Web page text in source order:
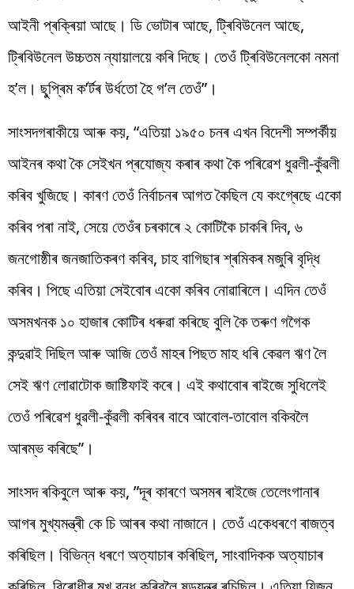
আইনী প্ৰক্ৰিয়া আছে। ডি ভোটাৰ আছে, ট্ৰিবিউনেল আছে,
ট্ৰিবিউনেল উচ্চতম ন্যায়ালয়ে কৰি দিছে। তেওঁ ট্ৰিবিউনেলকো নমনা
হ’ল। ছু্প্ৰিম ক’ৰ্টৰ উৰ্ধতো হৈ গ’ল তেওঁ”।
সাংসদগৰাকীয়ে আৰু কয়, “এতিয়া ১৯৫০ চনৰ এখন বিদেশী সম্পৰ্কীয়
আইনৰ কথা কৈ সেইখন প্ৰযোজ্য কৰাৰ কথা কৈ পৰিৱেশ ধুৱলী-কুঁৱলী
কৰিব খুজিছে। কাৰণ তেওঁ নিৰ্বাচনৰ আগত কৈছিল যে কংগ্ৰেছে একো
কৰিব পৰা নাই, সেয়ে তেওঁৰ চৰকাৰে ২ কোটিকৈ চাকৰি দিব, ৬
জনগোষ্ঠীৰ জনজাতিকৰণ কৰিব, চাহ বাগিছাৰ শ্ৰমিকৰ মজুৰি বৃদ্ধি
কৰিব। পিছে এতিয়া সেইবোৰ একো কৰিব নোৱাৰিলে। এদিন তেওঁ
অসমখনক ১০ হাজাৰ কোটিৰ ধৰুৱা কৰিছে বুলি কৈ তৰুণ গগৈক
কন্দুৱাই দিছিল আৰু আজি তেওঁ মাহৰ পিছত মাহ ধৰি কেৱল ঋণ লৈ
সেই ঋণ লোৱাটোক জাষ্টিফাই কৰে। এই কথাবোৰ ৰাইজে সুধিলেই
তেওঁ পৰিৱেশ ধুৱলী-কুঁৱলী কৰিবৰ বাবে আবোল-তাবোল বকিবলৈ
আৰম্ভ কৰিছে”।
সাংসদ ৰকিবুলে আৰু কয়, ”দূৰ কাৰণে অসমৰ ৰাইজে তেলেংগানাৰ
আগৰ মুখ্যমন্ত্ৰী কে চি আৰৰ কথা নাজানে। তেওঁ একেধৰণে ৰাজত্ব
কৰিছিল। বিভিন্ন ধৰণে অত্যাচাৰ কৰিছিল, সাংবাদিকক অত্যাচাৰ